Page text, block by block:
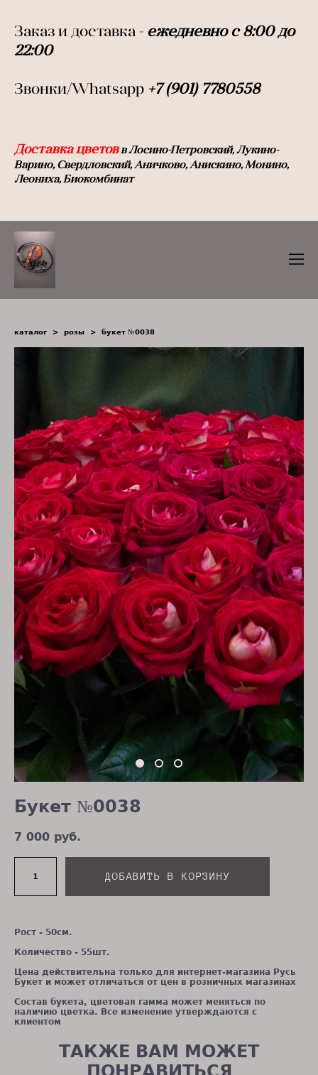
Заказ и доставка - ежедневно с 8:00 до
22:00
Звонки/Whatsapp +7 (901) 7780558
Доставка цветовв Лосино-Петровский, Лукино-
Варино, Свердловский, Аничково, Анискино, Монино,
Леониха, Биокомбинат
каталог > розы > букет №0038
Букет №0038
7 000 pуб.
ДОБАВИТЬ В КОРЗИНУ
Рост - 50см.
Количество - 55шт.
Цена действительна только для интернет-магазина Русь
Букет и может отличаться от цен в розничных магазинах
Состав букета, цветовая гамма может меняться по
наличию цветка. Все изменение утверждаются с
клиентом
ТАКЖЕ ВАМ МОЖЕТ